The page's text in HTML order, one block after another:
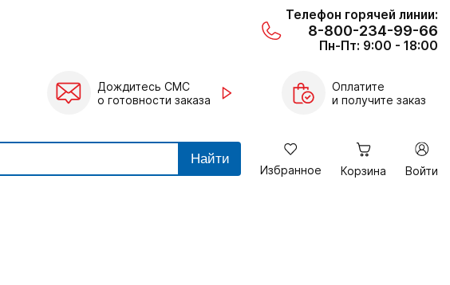
Телефон горячей линии:
8-800-234-99-66
Пн-Пт: 9:00 - 18:00
Дождитесь СМС
о готовности заказа
Оплатите
и получите заказ
Найти
Избранное Корзина Войти